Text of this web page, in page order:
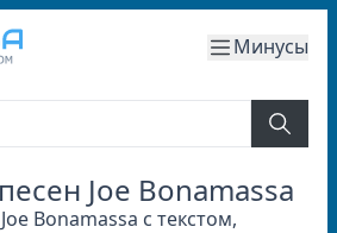
Минусы
Joe Bonamassa
Bonamassa с текстом,